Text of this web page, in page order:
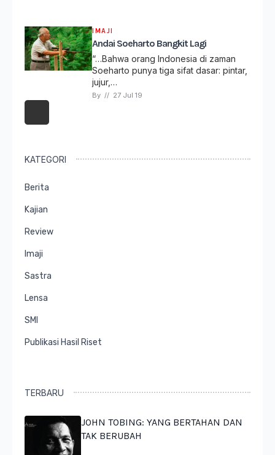
IMAJI
Andai Soeharto Bangkit Lagi
“…Bahwa orang Indonesia di zaman
Soeharto punya tiga sifat dasar: pintar,
jujur,…
By // 27 Jul 19
KATEGORI
Berita
Kajian
Review
Imaji
Sastra
Lensa
SMI
Publikasi Hasil Riset
TERBARU
JOHN TOBING: YANG BERTAHAN DAN
TAK BERUBAH